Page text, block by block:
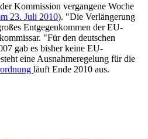
Kommission vergangene Woche
23. Juli 2010). "Die Verlängerung
Entgegenkommen der EU-
"Für den deutschen
gab es bisher keine EU-
eine Ausnahmeregelung für die
läuft Ende 2010 aus.